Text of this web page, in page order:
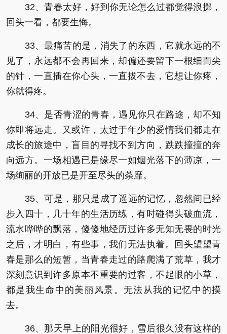
32、青春太好，好到你无论怎么过都觉得浪掷，
回头一看，都要生悔。
33、最痛苦的是，消失了的东西，它就永远的不
见了，永远都不会再回来，却偏还要留下一根细而尖
的针，一直插在你心头，一直拔不去，它想让你疼，
你就得疼。
34、是否青涩的青春，遇见你只在路途，却不知
你即将远走。又或许，太过于年少的爱情我们都走在
成长的旅途中，盲目的寻找不到方向，跌跌撞撞的奔
向远方。一场相遇已是缘尽一如烟光落下的薄凉，一
场绚丽的开放已是开至尽头的荼靡。
35、可是，那只是成了遥远的记忆，忽然间已经
步入四十，几十年的生活历练，有时碰得头破血流，
流水哗哗的飘落，傻傻地经历过许多无知无畏的时光
之后，才明白，有些事，我们无法执着。回头望望青
春是那么的短暂，当青春走过的路爬满了荒草，我才
深刻意识到许多原本不重要的过客，不起眼的小草，
都是我生命中的美丽风景。无法从我的记忆中的摸
去。
36、那天早上的阳光很好，雪后很久没有这样的